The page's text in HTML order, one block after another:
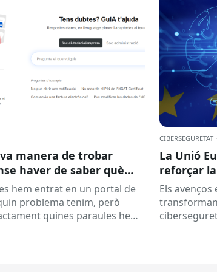
manera de trobar
haver de saber què
hem entrat en un portal de
problema tenim, però
quines paraules hem
CIBERSEGURETAT
La Unió
reforçar
reptes de
Els avenços